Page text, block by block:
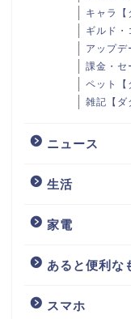
キャラ【
ギルド・
アップデ
課金・セ
ペット【
雑記【ダ
ニュース
生活
家電
あると便利な
スマホ